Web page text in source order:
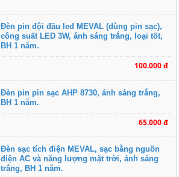
Đèn pin đội đầu led MEVAL (dùng pin sạc),
công suất LED 3W, ánh sáng trắng, loại tốt,
BH 1 năm.
100.000 đ
Đèn pin pin sạc AHP 8730, ánh sáng trắng,
BH 1 năm.
65.000 đ
Đèn sạc tích điện MEVAL, sạc bằng nguồn
điện AC và năng lượng mặt trời, ánh sáng
trắng, BH 1 năm.